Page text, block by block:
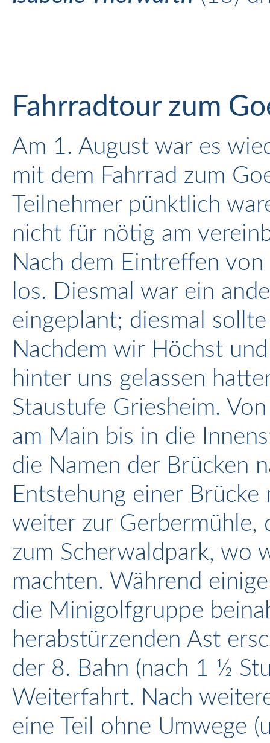
Fahrradtour zum
Am 1. August war es
mit dem Fahrrad zum
Teilnehmer pünktlich
nicht für nötig am
Nach dem Eintreffen
los. Diesmal war ein
eingeplant; diesmal
Nachdem wir Höchst
hinter uns gelassen
Staustufe Griesheim.
am Main bis in die
die Namen der Brücken
Entstehung einer
weiter zur Gerbermühle,
zum Scherwaldpark, wo
machten. Während
die Minigolfgruppe
herabstürzenden Ast
der 8. Bahn (nach 1 ½
Weiterfahrt. Nach
eine Teil ohne Umwege